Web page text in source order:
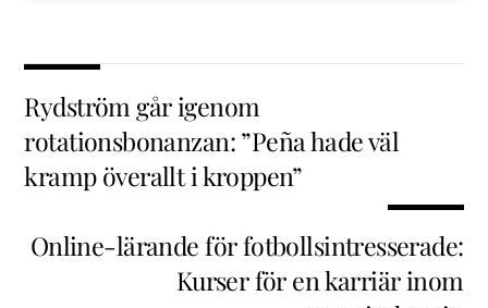
Rydström går igenom
rotationsbonanzan: ”Peña hade väl
kramp överallt i kroppen”
Online-lärande för fotbollsintresserade:
Kurser för en karriär inom